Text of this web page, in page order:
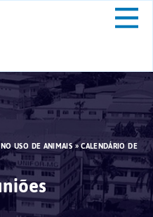
USO DE ANIMAIS»CALENDÁRIO DE